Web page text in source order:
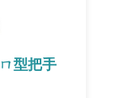
型把手